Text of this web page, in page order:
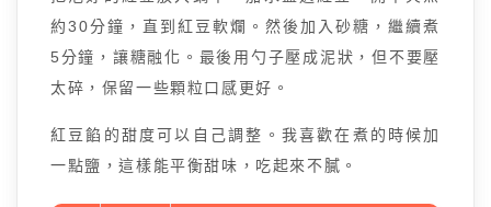
約30分鐘，直到紅豆軟爛。然後加入砂糖，繼續煮
5分鐘，讓糖融化。最後用勺子壓成泥狀，但不要壓
太碎，保留一些顆粒口感更好。
紅豆餡的甜度可以自己調整。我喜歡在煮的時候加
一點鹽，這樣能平衡甜味，吃起來不膩。